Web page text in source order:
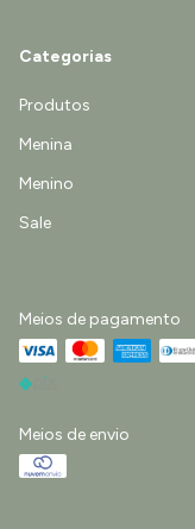
Categorias
Produtos
Menina
Menino
Sale
Meios de pagamento
Meios de envio